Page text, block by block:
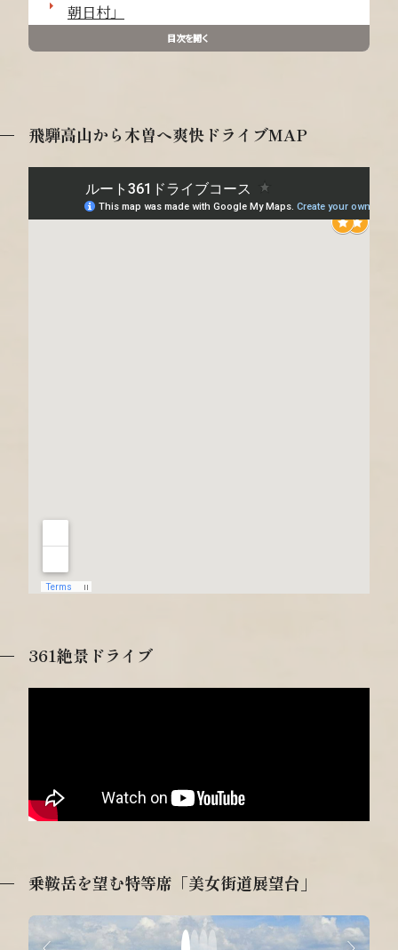
朝日村」
目次を開く
飛騨高山から木曽へ爽快ドライブMAP
361絶景ドライブ
乗鞍岳を望む特等席「美女街道展望台」